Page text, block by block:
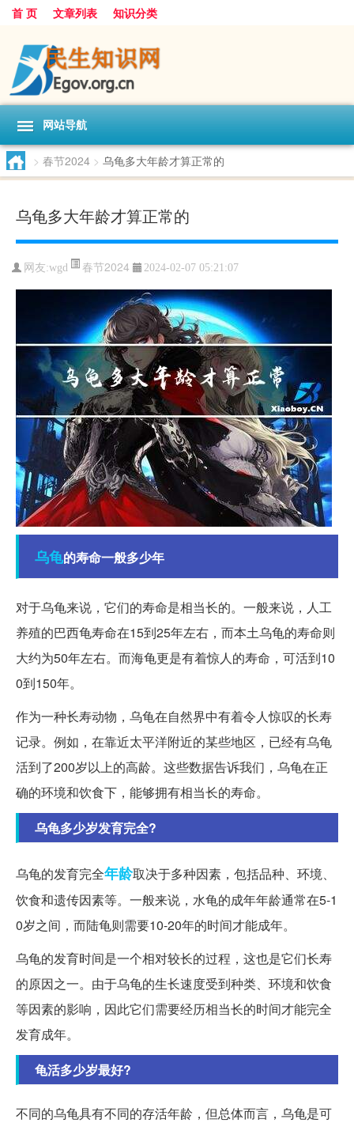
首 页 文章列表 知识分类
网站导航
> 春节2024 > 乌龟多大年龄才算正常的
乌龟多大年龄才算正常的
网友:wgd 春节2024 2024-02-07 05:21:07
乌龟的寿命一般多少年
对于乌龟来说，它们的寿命是相当长的。一般来说，人工
养殖的巴西龟寿命在15到25年左右，而本土乌龟的寿命则
大约为50年左右。而海龟更是有着惊人的寿命，可活到10
0到150年。
作为一种长寿动物，乌龟在自然界中有着令人惊叹的长寿
记录。例如，在靠近太平洋附近的某些地区，已经有乌龟
活到了200岁以上的高龄。这些数据告诉我们，乌龟在正
确的环境和饮食下，能够拥有相当长的寿命。
乌龟多少岁发育完全?
乌龟的发育完全年龄取决于多种因素，包括品种、环境、
饮食和遗传因素等。一般来说，水龟的成年年龄通常在5-1
0岁之间，而陆龟则需要10-20年的时间才能成年。
乌龟的发育时间是一个相对较长的过程，这也是它们长寿
的原因之一。由于乌龟的生长速度受到种类、环境和饮食
等因素的影响，因此它们需要经历相当长的时间才能完全
发育成年。
龟活多少岁最好?
不同的乌龟具有不同的存活年龄，但总体而言，乌龟是可